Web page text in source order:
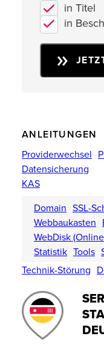
in Titel
in
ANLEITUNGEN
Providerwechsel
Datensicherung
KAS
Domain SSL-
Webbaukasten
WebDisk
Statistik Tools
Technik-Störung